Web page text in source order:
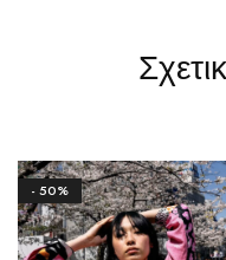
- 50%